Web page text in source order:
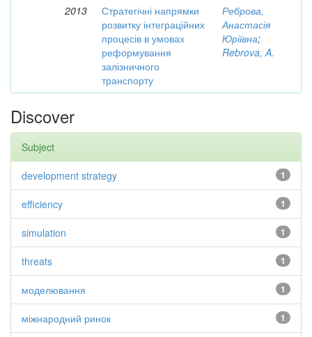
2013
Стратегічні напрямки
розвитку інтеграційних
процесів в умовах
реформування
залізничного
транспорту
Реброва,
Анастасія
Юріївна;
Rebrova, A.
Discover
Subject
1
development strategy
1
efficiency
1
simulation
1
threats
1
моделювання
1
міжнародний ринок